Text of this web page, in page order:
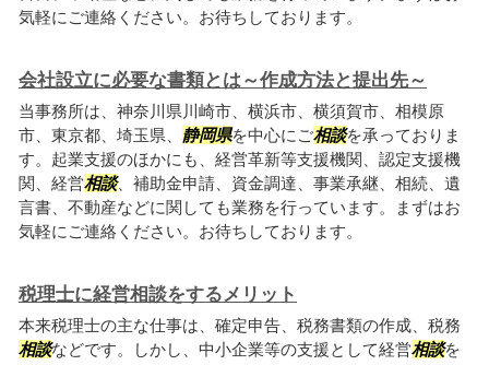
気軽にご連絡ください。お待ちしております。
会社設立に必要な書類とは～作成方法と提出先～
当事務所は、神奈川県川崎市、横浜市、横須賀市、相模原
市、東京都、埼玉県、 静岡県を中心にご相談を承っておりま
す。起業支援のほかにも、経営革新等支援機関、認定支援機
関、経営相談、補助金申請、資金調達、事業承継、相続、遺
言書、不動産などに関しても業務を行っています。まずはお
気軽にご連絡ください。お待ちしております。
税理士に経営相談をするメリット
本来税理士の主な仕事は、確定申告、税務書類の作成、税務
相談などです。しかし、中小企業等の支援として経営相談を